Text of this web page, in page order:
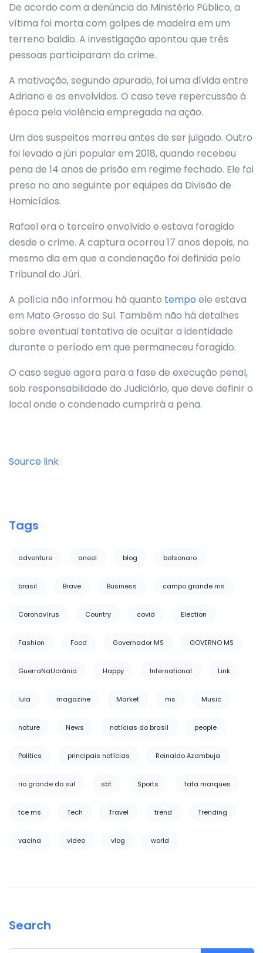
De acordo com a denúncia do Ministério Público, a
vítima foi morta com golpes de madeira em um
terreno baldio. A investigação apontou que três
pessoas participaram do crime.
A motivação, segundo apurado, foi uma dívida entre
Adriano e os envolvidos. O caso teve repercussão à
época pela violência empregada na ação.
Um dos suspeitos morreu antes de ser julgado. Outro
foi levado a júri popular em 2018, quando recebeu
pena de 14 anos de prisão em regime fechado. Ele foi
preso no ano seguinte por equipes da Divisão de
Homicídios.
Rafael era o terceiro envolvido e estava foragido
desde o crime. A captura ocorreu 17 anos depois, no
mesmo dia em que a condenação foi definida pelo
Tribunal do Júri.
A polícia não informou há quanto tempo ele estava
em Mato Grosso do Sul. Também não há detalhes
sobre eventual tentativa de ocultar a identidade
durante o período em que permaneceu foragido.
O caso segue agora para a fase de execução penal,
sob responsabilidade do Judiciário, que deve definir o
local onde o condenado cumprirá a pena.
Source link
Tags
adventure aneel blog bolsonaro
brasil Brave Business campo grande ms
Coronavírus Country covid Election
Fashion Food Governador MS GOVERNO MS
GuerraNaUcrânia Happy International Link
lula magazine Market ms Music
nature News notícias do brasil people
Politics principais notícias Reinaldo Azambuja
rio grande do sul sbt Sports tata marques
tce ms Tech Travel trend Trending
vacina video vlog world
Search